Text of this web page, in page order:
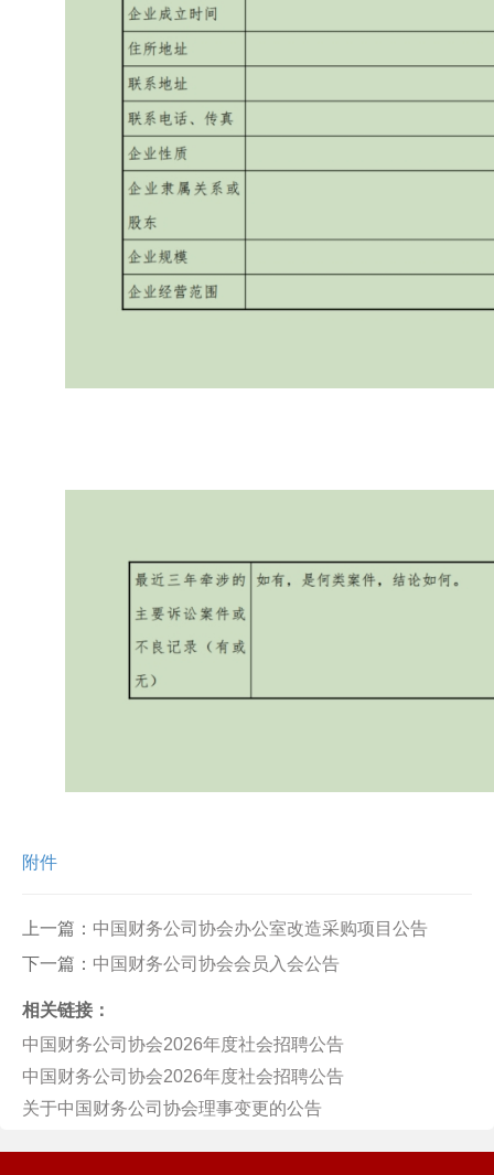
附件
上一篇： 中国财务公司协会办公室改造采购项目公告
下一篇： 中国财务公司协会会员入会公告
相关链接：
中国财务公司协会2026年度社会招聘公告
中国财务公司协会2026年度社会招聘公告
关于中国财务公司协会理事变更的公告